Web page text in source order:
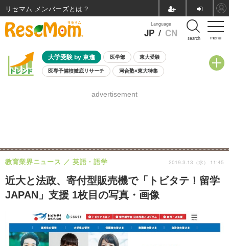
menu
Language
JP / CN search
大学受験 by 東進 医学部 東大受験
医専予備校徹底リサーチ 河合塾×東大特集
8月開催学校説明会・相談会
advertisement
近大と法政、寄付型販売機で「トビタテ！留学
JAPAN」支援 1枚目の写真・画像
教育業界ニュース 英語・語学 2019.3.13（水） 11:45
リセマム メンバーズ